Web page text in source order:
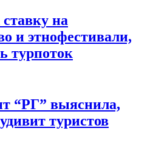
на
и этнофестивали,
турпоток
“РГ” выяснила,
туристов